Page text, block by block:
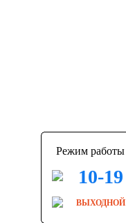
Режим работы
10-19
ВЫХОДНОЙ